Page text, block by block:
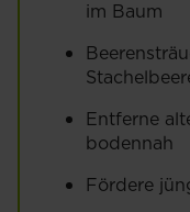
im Baum
Entferne
bodennah
Fördere